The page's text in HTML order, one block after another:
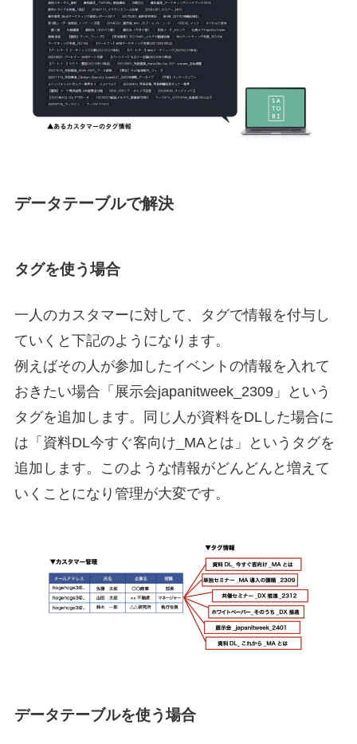
データテーブルで解決
タグを使う場合
一人のカスタマーに対して、タグで情報を付与し
ていくと下記のようになります。
例えばその人が参加したイベントの情報を入れて
おきたい場合「展示会japanitweek_2309」という
タグを追加します。同じ人が資料をDLした場合に
は「資料DL今すぐ客向け_MAとは」というタグを
追加します。このような情報がどんどんと増えて
いくことになり管理が大変です。
データテーブルを使う場合